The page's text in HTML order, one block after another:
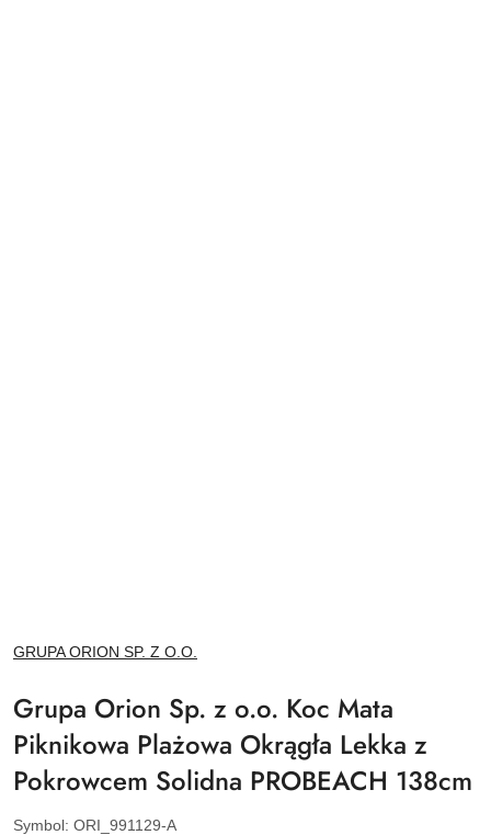
NAZWA
PRODUCENTA:
GRUPA ORION SP. Z O.O.
Grupa Orion Sp. z o.o. Koc Mata
Piknikowa Plażowa Okrągła Lekka z
Pokrowcem Solidna PROBEACH 138cm
Symbol: ORI_991129-A